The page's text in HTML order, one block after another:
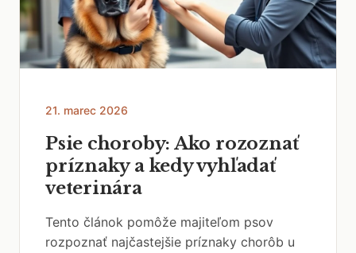
21. marec 2026
Psie choroby: Ako rozoznať
príznaky a kedy vyhľadať
veterinára
Tento článok pomôže majiteľom psov
rozpoznať najčastejšie príznaky chorôb u